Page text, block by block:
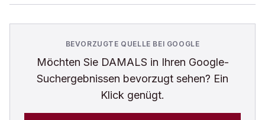
BEVORZUGTE QUELLE BEI GOOGLE
Möchten Sie DAMALS in Ihren Google-
Suchergebnissen bevorzugt sehen? Ein
Klick genügt.